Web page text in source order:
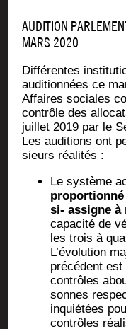
AUDITION
MARS 2020
Dif­fé­rentes
audi­tion­nées ce
Affaires sociales
contrôle des
juillet 2019 par le
Les audi­tions ont
sieurs réalités :
Le sys­tème
si- assigne à
capa­ci­té de
les trois à
L’évolution
pré­cé­dent
contrôles
sonnes
inquié­tées
contrôles